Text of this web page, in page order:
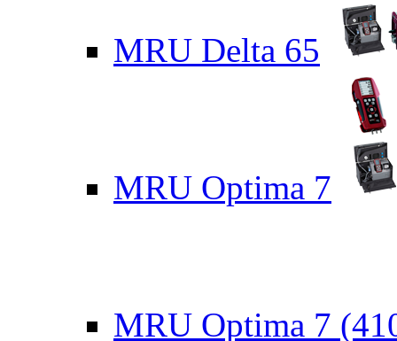
MRU Delta 65
MRU Optima 7
MRU Optima 7